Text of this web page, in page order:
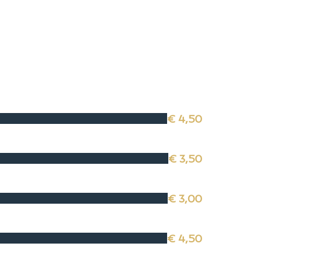
€ 4,50
€ 3,50
€ 3,00
€ 4,50